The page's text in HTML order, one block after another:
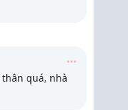
quá, nhà